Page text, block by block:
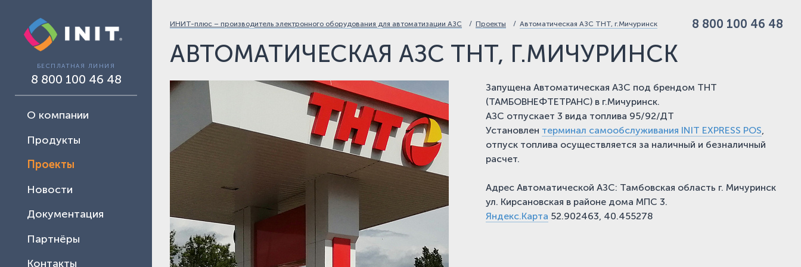
ИНИТ-плюс – производитель электронного оборудования для автоматизации АЗС Проекты Автоматическая АЗС ТНТ, г.Мичуринск 8 800 100 46 48
АВТОМАТИЧЕСКАЯ АЗС ТНТ, Г.МИЧУРИНСК
Запущена Автоматическая АЗС под брендом ТНТ
(ТАМБОВНЕФТЕТРАНС) в г.Мичуринск.
АЗС отпускает 3 вида топлива 95/92/ДТ
Установлен терминал самообслуживания INIT EXPRESS POS,
отпуск топлива осуществляется за наличный и безналичный
расчет.
Адрес Автоматической АЗС: Тамбовская область г. Мичуринск
ул. Кирсановская в районе дома МПС 3.
Яндекс.Карта 52.902463, 40.455278
БЕСПЛАТНАЯ ЛИНИЯ
8 800 100 46 48
О компании
Продукты
Проекты
Новости
Документация
Партнёры
Контакты